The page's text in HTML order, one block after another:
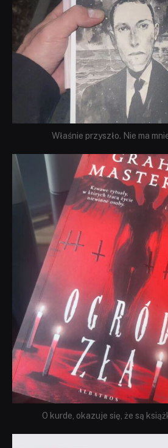
Właśnie przyszło. Nie ma
dobryhorror
Sie 23
O kurde, okazuje się, że są